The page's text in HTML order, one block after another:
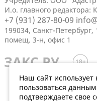
И.о. главного редактора:
+7 (931) 287-80-09
199034, Санкт-
помещ. 3-н, офис 1
Наш сайт использует
пользоваться
подтверждаете свое